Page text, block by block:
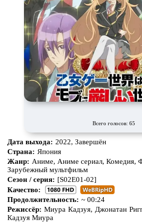
Всего голосов: 65
Дата выхода: 2022, Завершён
Страна: Япония
Жанр: Аниме, Аниме сериал, Комедия,
Зарубежный мультфильм
Сезон / серия: [S02E01-02]
Качество:
Продолжительность: ~ 00:24
Режиссёр: Миура Кадзуя, Джонатан
Кадзуя Миура